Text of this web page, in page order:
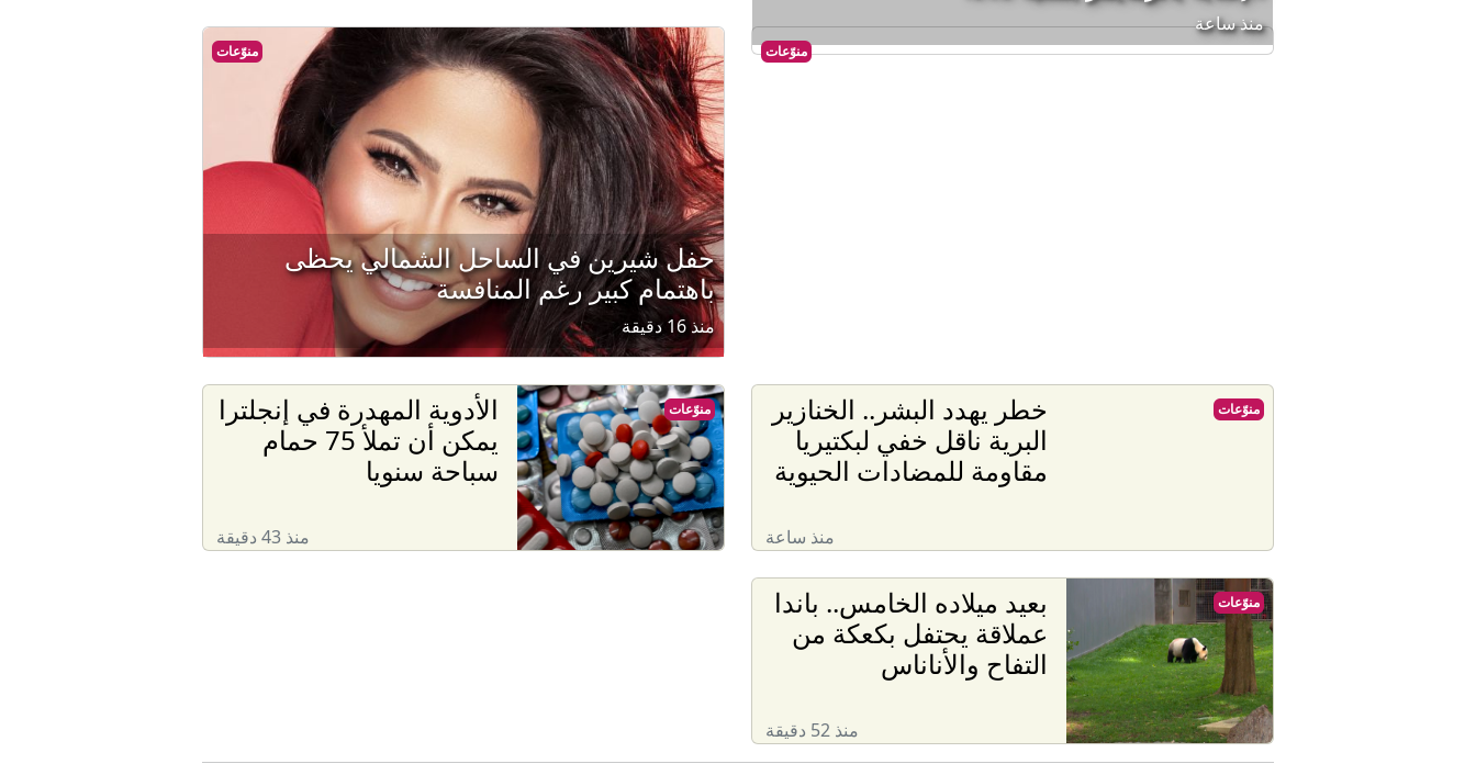
منوّعات
منذ ساعة
منوّعات
حفل شيرين في الساحل الشمالي يحظى
باهتمام كبير رغم المنافسة
منذ 16 دقيقة
خطر يهدد البشر.. الخنازير
البرية ناقل خفي لبكتيريا
مقاومة للمضادات الحيوية
منذ ساعة
منوّعات
الأدوية المهدرة في إنجلترا
يمكن أن تملأ 75 حمام
سباحة سنويا
منذ 43 دقيقة
منوّعات
بعيد ميلاده الخامس.. باندا
عملاقة يحتفل بكعكة من
التفاح والأناناس
منذ 52 دقيقة
منوّعات